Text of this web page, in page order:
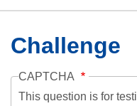
Challenge
CAPTCHA
This question is for